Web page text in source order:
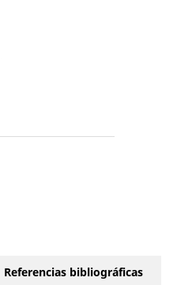
Referencias bibliográficas